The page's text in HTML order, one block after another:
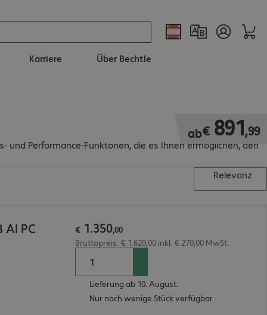
Karriere Über Bechtle
und Performance-Funktonen, die es Ihnen ermöglichen, den
ab€ 891,99
€ 891,99
Relevanz
AI PC € 1.350,00
Bruttopreis: € 1.620,00 inkl. € 270,00 MwSt.
Lieferung ab 10. August.
Nur noch wenige Stück verfügbar